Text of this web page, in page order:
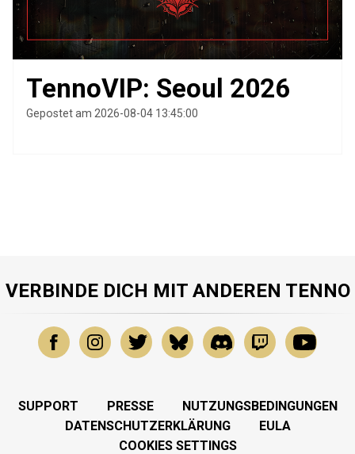
TennoVIP: Seoul 2026
Gepostet am 2026-08-04 13:45:00
VERBINDE DICH MIT ANDEREN TENNO
SUPPORT PRESSE
NUTZUNGSBEDINGUNGEN
DATENSCHUTZERKLÄRUNG
EULA
COOKIES SETTINGS